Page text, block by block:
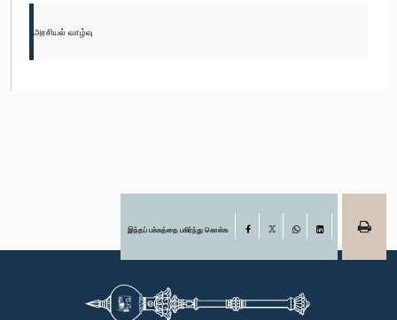
அரசியல் வாழ்வு
இந்தப் பக்கத்தை பகிர்ந்து கொள்க Facebook